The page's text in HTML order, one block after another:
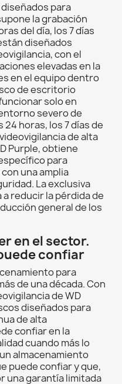
para
la grabación
del día, los 7 días
diseñados
con el
elevadas en la
en el equipo dentro
de escritorio
solo en
severo de
horas, los 7 días de
de alta
Purple, obtiene
para
una amplia
La exclusiva
reducir la pérdida de
general de los
en el sector.
confiar
para
de una década. Con
de WD
diseñados para
de alta
confiar en la
cuando más lo
almacenamiento
puede confiar y que,
una garantía limitada